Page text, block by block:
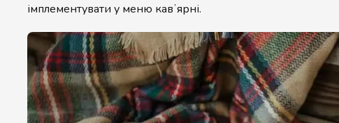
імплементувати у меню кавʼярні.